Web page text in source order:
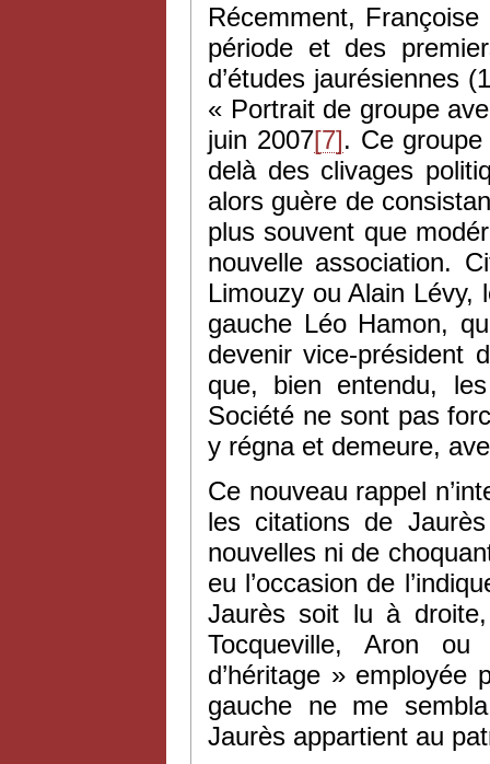
Récemment,
période et des
d’études jaurésiennes
« Portrait de groupe
juin 2007[7]. Ce
delà des clivages
alors guère de
plus souvent que
nouvelle association.
Limouzy ou Alain Lévy,
gauche Léo Hamon,
devenir vice-président
que, bien entendu,
Société ne sont pas
y régna et demeure,
Ce nouveau rappel
les citations de
nouvelles ni de
eu l’occasion de
Jaurès soit lu à
Tocqueville, Aron
d’héritage » employée
gauche ne me
Jaurès appartient au